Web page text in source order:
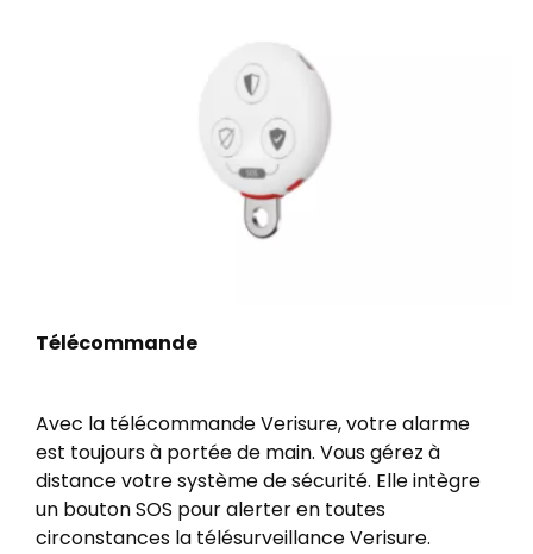
Télécommande
Avec la télécommande Verisure, votre alarme
est toujours à portée de main. Vous gérez à
distance votre système de sécurité. Elle intègre
un bouton SOS pour alerter en toutes
circonstances la télésurveillance Verisure.